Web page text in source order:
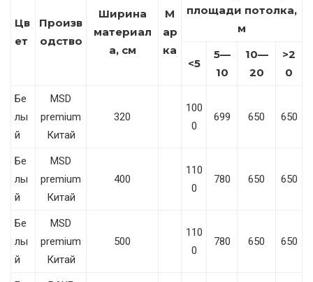
Цв
ет
Произв
одство
Ширина
материал
а, см
М
ар
ка
площади потолка,
м
<5
5—
10
10—
20
>2
0
Бе
лы
й
MSD
premium
Китай
320
100
0
699 650 650
Бе
лы
й
MSD
premium
Китай
400
110
0
780 650 650
Бе
лы
й
MSD
premium
Китай
500
110
0
780 650 650